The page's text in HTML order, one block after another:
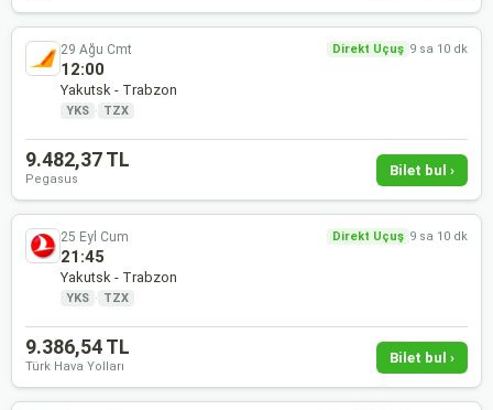
29 Ağu Cmt Direkt Uçuş 9 sa 10 dk
12:00
Yakutsk - Trabzon
YKS · TZX
9.482,37 TL
Pegasus
Bilet bul ›
25 Eyl Cum Direkt Uçuş 9 sa 10 dk
21:45
Yakutsk - Trabzon
YKS · TZX
9.386,54 TL
Türk Hava Yolları
Bilet bul ›